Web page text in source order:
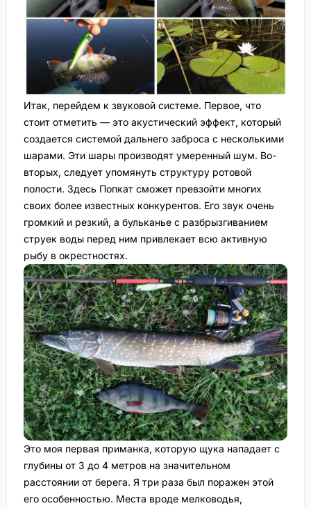
Итак, перейдем к звуковой системе. Первое, что
стоит отметить — это акустический эффект, который
создается системой дальнего заброса с несколькими
шарами. Эти шары производят умеренный шум. Во-
вторых, следует упомянуть структуру ротовой
полости. Здесь Попкат сможет превзойти многих
своих более известных конкурентов. Его звук очень
громкий и резкий, а бульканье с разбрызгиванием
струек воды перед ним привлекает всю активную
рыбу в окрестностях.
Это моя первая приманка, которую щука нападает с
глубины от 3 до 4 метров на значительном
расстоянии от берега. Я три раза был поражен этой
его особенностью. Места вроде мелководья,